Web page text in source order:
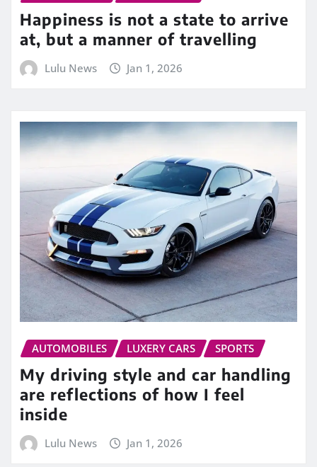
Happiness is not a state to arrive
at, but a manner of travelling
Lulu News Jan 1, 2026
AUTOMOBILES LUXERY CARS SPORTS
My driving style and car handling
are reflections of how I feel
inside
Lulu News Jan 1, 2026